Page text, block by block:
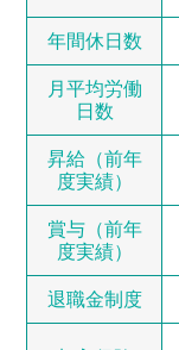
年間休日数
月平均労働
日数
昇給（前年
度実績）
賞与（前年
度実績）
退職金制度